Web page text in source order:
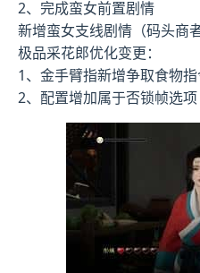
2、完成蛮女前置剧情
新增蛮女支线剧情（码头商
极品采花郎优化变更：
1、金手臂指新增争取食物
2、配置增加属于否锁帧选项